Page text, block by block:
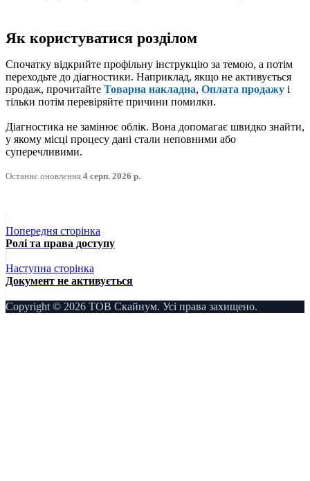
Як користуватися розділом
Спочатку відкрийте профільну інструкцію за темою, а потім
переходьте до діагностики. Наприклад, якщо не активується
продаж, прочитайте Товарна накладна, Оплата продажу і
тільки потім перевіряйте причини помилки.
Діагностика не замінює облік. Вона допомагає швидко знайти,
у якому місці процесу дані стали неповними або
суперечливими.
Останнє оновлення 4 серп. 2026 р.
Попередня сторінка
Ролі та права доступу
Наступна сторінка
Документ не активується
Copyright © 2026 ТОВ Скайнум. Усі права захищено.